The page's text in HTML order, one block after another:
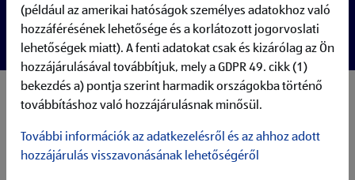
Your responsibilities:
Directory related IAM solution
Analysis, classification and solving system failures and
(például az amerikai hatóságok személyes adatokhoz való
hozzáférésének lehetősége és a korlátozott jogorvoslati
lehetőségek miatt). A fenti adatokat csak és kizárólag az Ön
hozzájárulásával továbbítjuk, mely a GDPR 49. cikk (1)
bekezdés a) pontja szerint harmadik országokba történő
továbbításhoz való hozzájárulásnak minősül.
További információk az adatkezelésről és az ahhoz adott
hozzájárulás visszavonásának lehetőségéről